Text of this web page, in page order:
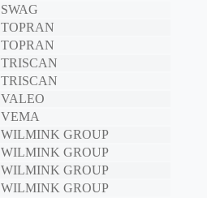
SWAG
TOPRAN
TOPRAN
TRISCAN
TRISCAN
VALEO
VEMA
WILMINK GROUP
WILMINK GROUP
WILMINK GROUP
WILMINK GROUP